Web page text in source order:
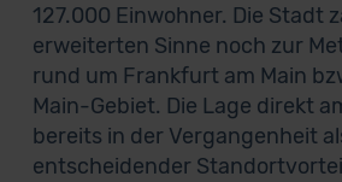
127.000 Einwohner. Die Stadt
erweiterten Sinne noch zur
rund um Frankfurt am Main
Main-Gebiet. Die Lage direkt
bereits in der Vergangenheit
entscheidender